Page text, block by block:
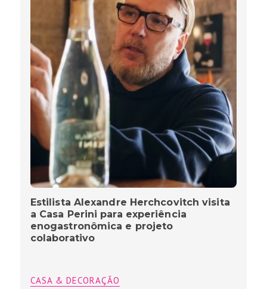
Estilista Alexandre Herchcovitch visita
a Casa Perini para experiência
enogastronômica e projeto
colaborativo
CASA & DECORAÇÃO